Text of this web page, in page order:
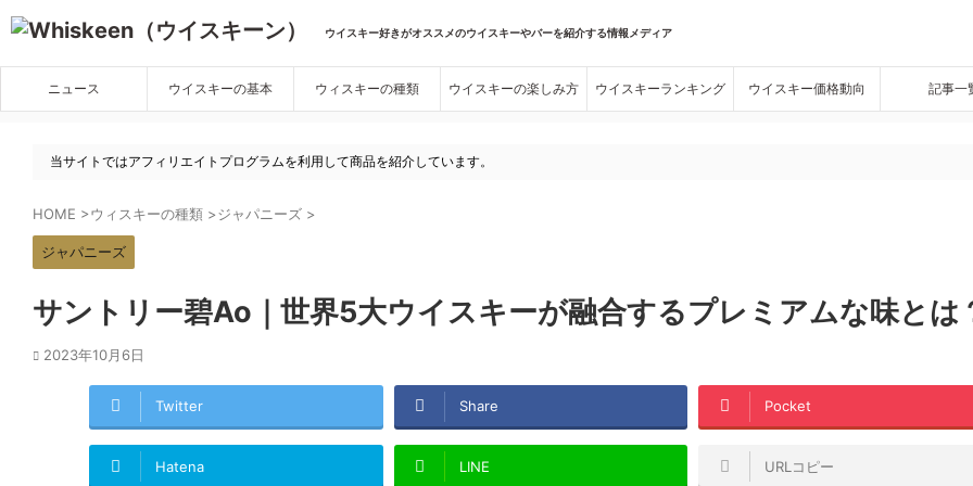
ウイスキー好きがオススメのウイスキーやバーを紹介する情報メディア
ニュース ウイスキーの基本 ウィスキーの種類 ウイスキーの楽しみ方 ウイスキーランキング ウイスキー価格動向 記事一
当サイトではアフィリエイトプログラムを利用して商品を紹介しています。
HOME >ウィスキーの種類 >ジャパニーズ >
ジャパニーズ
サントリー碧Ao｜世界5大ウイスキーが融合するプレミアムな味とは
2023年10月6日
Twitter Share Pocket
Hatena LINE URLコピー